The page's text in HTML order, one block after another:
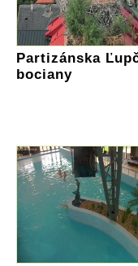
Partizánska
bociany